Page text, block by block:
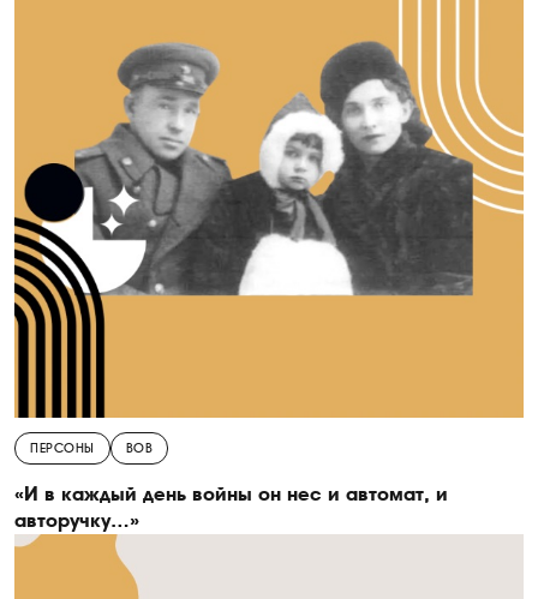
ПЕРСОНЫ ВОВ
«И в каждый день войны он нес и автомат, и
авторучку…»